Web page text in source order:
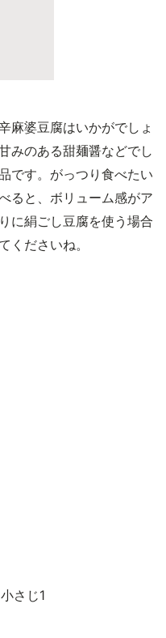
麻婆豆腐はいかがでしょ
みのある甜麺醤などでし
です。がっつり食べたい
ると、ボリューム感がア
に絹ごし豆腐を使う場合
くださいね。
さじ1